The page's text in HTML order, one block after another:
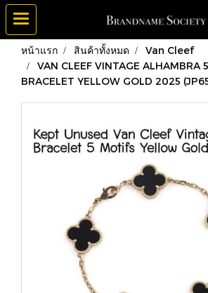
หน้าแรก สินค้าทั้งหมด
Van Cleef
VAN CLEEF VINTAGE ALHAMBRA
BRACELET YELLOW GOLD 2025